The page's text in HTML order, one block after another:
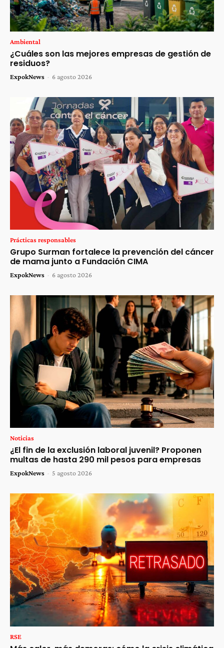
Ambiental
¿Cuáles son las mejores empresas de gestión de
residuos?
ExpokNews - 6 agosto 2026
Prácticas responsables
Grupo Surman fortalece la prevención del cáncer
de mama junto a Fundación CIMA
ExpokNews - 6 agosto 2026
Noticias
¿El fin de la exclusión laboral juvenil? Proponen
multas de hasta 290 mil pesos para empresas
ExpokNews - 5 agosto 2026
RSE